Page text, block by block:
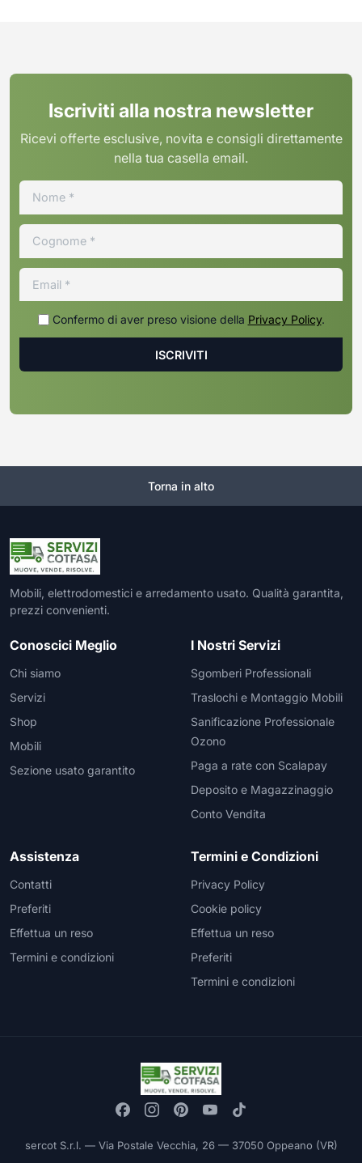
Iscriviti alla nostra newsletter
Ricevi offerte esclusive, novita e consigli direttamente
nella tua casella email.
Confermo di aver preso visione della Privacy Policy.
Torna in alto
Mobili, elettrodomestici e arredamento usato. Qualità garantita,
prezzi convenienti.
Conoscici Meglio
Chi siamo
Servizi
Shop
Mobili
Sezione usato garantito
I Nostri Servizi
Sgomberi Professionali
Traslochi e Montaggio Mobili
Sanificazione Professionale
Ozono
Paga a rate con Scalapay
Deposito e Magazzinaggio
Conto Vendita
Assistenza
Contatti
Preferiti
Effettua un reso
Termini e condizioni
Termini e Condizioni
Privacy Policy
Cookie policy
Effettua un reso
Preferiti
Termini e condizioni
sercot S.r.l. — Via Postale Vecchia, 26 — 37050 Oppeano (VR)